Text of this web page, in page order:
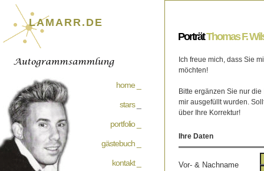
LAMARR.DE
home _
stars_
portfolio _
gästebuch _
kontakt _
PorträtThomas F.
Ich freue mich, dass Sie
möchten!
Bitte ergänzen Sie nur
mir ausgefüllt wurden.
über Ihre Korrektur!
Ihre Daten
Vor- & Nachname